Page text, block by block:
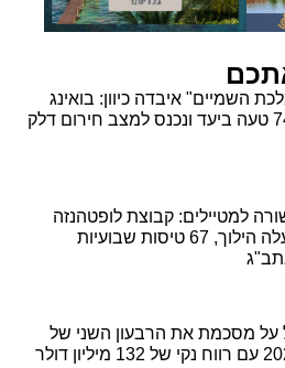
השמיים" איבדה כיוון: בואינג
חירום דלק
למטיילים: קבוצת לופטהנזה
מעלה הילוך, 67 טיסות שבועיות
על מסכמת את הרבעון השני של
132 מיליון דולר